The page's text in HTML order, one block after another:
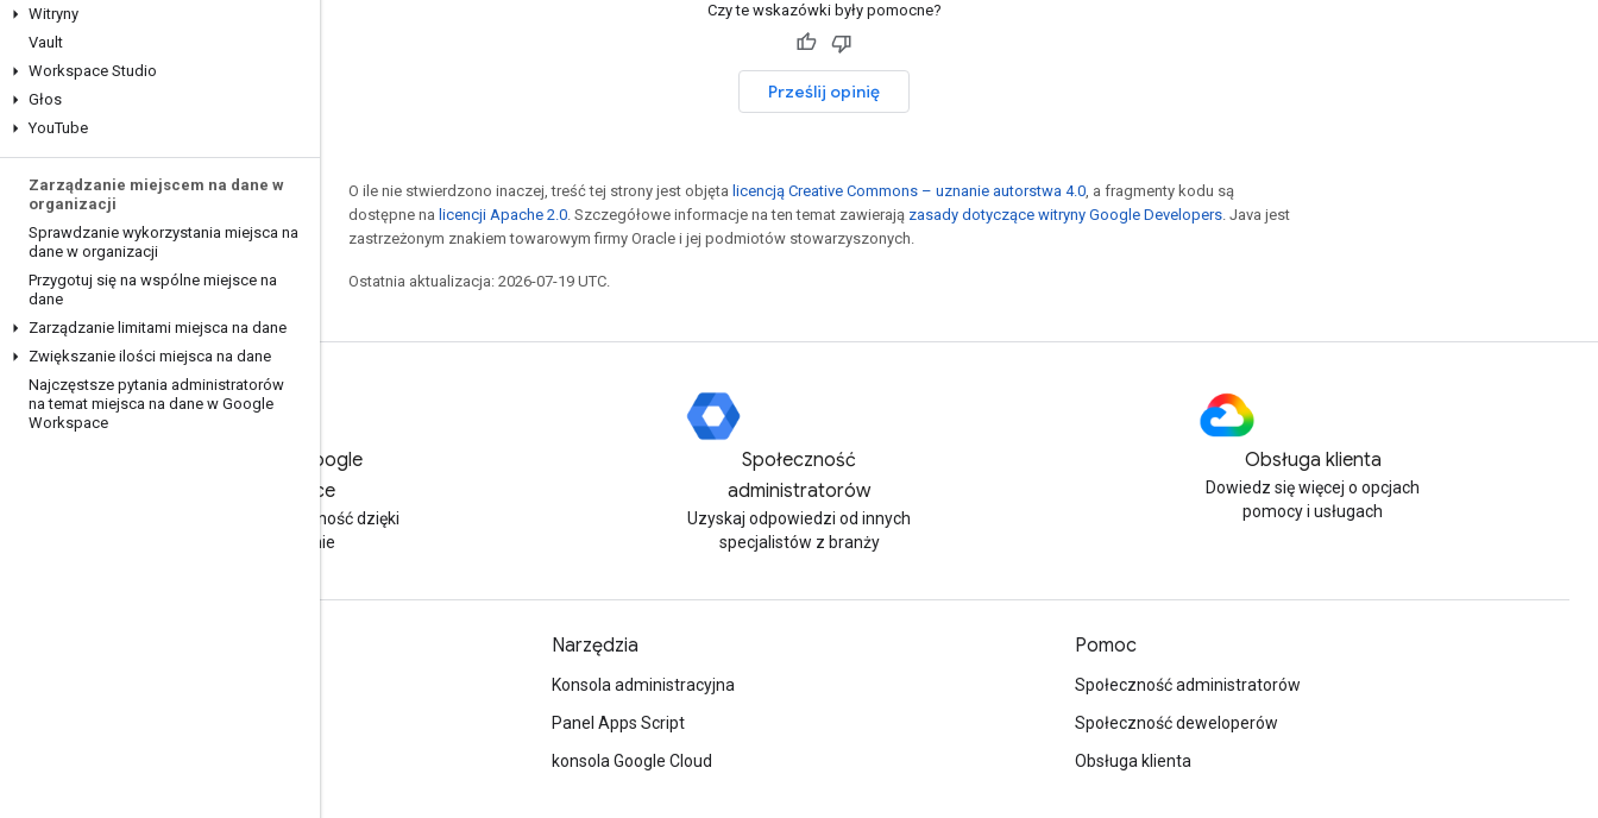
Witryny
Vault
Workspace Studio
Głos
YouTube
Zarządzanie miejscem na dane w
organizacji
Sprawdzanie wykorzystania miejsca na
dane w organizacji
Przygotuj się na wspólne miejsce na
dane
Zarządzanie limitami miejsca na dane
Zwiększanie ilości miejsca na dane
Najczęstsze pytania administratorów
na temat miejsca na dane w Google
Workspace
Czy te wskazówki były pomocne?
Prześlij opinię
O ile nie stwierdzono inaczej, treść tej strony jest objęta licencją Creative Commons – uznanie autorstwa 4.0, a fragmenty kodu są
dostępne na licencji Apache 2.0. Szczegółowe informacje na ten temat zawierają zasady dotyczące witryny Google Developers. Java jest
zastrzeżonym znakiem towarowym firmy Oracle i jej podmiotów stowarzyszonych.
Ostatnia aktualizacja: 2026-07-19 UTC.
Wypróbuj Google
Workspace
Zwiększ produktywność dzięki
AI bezpłatnie
Społeczność
administratorów
Uzyskaj odpowiedzi od innych
specjalistów z branży
Obsługa klienta
Dowiedz się więcej o opcjach
pomocy i usługach
Narzędzia
Konsola administracyjna
Panel Apps Script
konsola Google Cloud
Pomoc
Społeczność administratorów
Społeczność deweloperów
Obsługa klienta